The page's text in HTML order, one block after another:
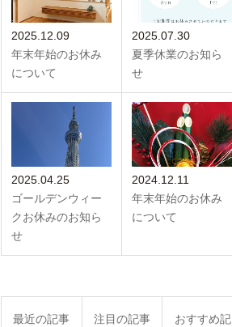
2025.12.09
年末年始のお休み
について
2025.07.30
夏季休業のお知ら
せ
2025.04.25
ゴールデンウィー
クお休みのお知ら
せ
2024.12.11
年末年始のお休み
について
最近の記事 注目の記事
おすすめ記